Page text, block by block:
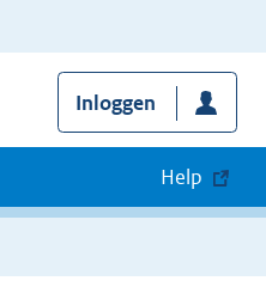
Inloggen
Help